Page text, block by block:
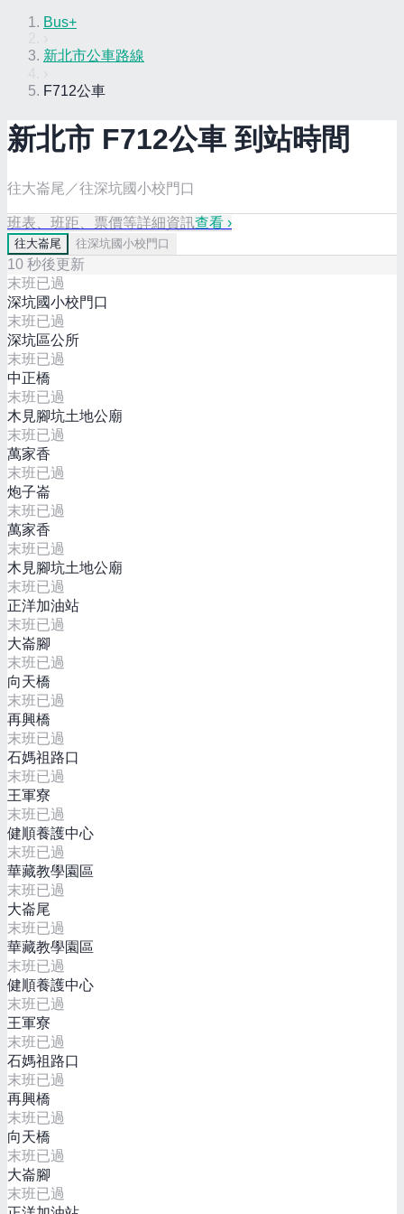
Bus+
新北市公車路線
F712公車
新北市 F712公車 到站時間
往大崙尾／往深坑國小校門口
班表、班距、票價等詳細資訊查看 ›
往大崙尾 往深坑國小校門口
10 秒後更新
末班已過
深坑國小校門口
末班已過
深坑區公所
末班已過
中正橋
末班已過
木見腳坑土地公廟
末班已過
萬家香
末班已過
炮子崙
末班已過
萬家香
末班已過
木見腳坑土地公廟
末班已過
正洋加油站
末班已過
大崙腳
末班已過
向天橋
末班已過
再興橋
末班已過
石媽祖路口
末班已過
王軍寮
末班已過
健順養護中心
末班已過
華藏教學園區
末班已過
大崙尾
末班已過
華藏教學園區
末班已過
健順養護中心
末班已過
王軍寮
末班已過
石媽祖路口
末班已過
再興橋
末班已過
向天橋
末班已過
大崙腳
末班已過